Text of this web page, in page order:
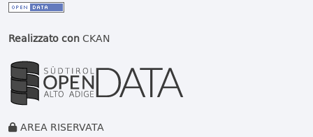
Realizzato conCKAN
AREA RISERVATA